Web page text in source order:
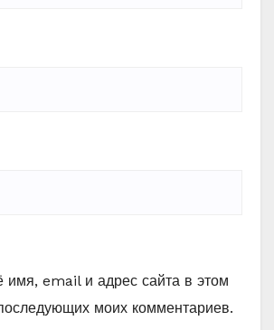
имя, email и адрес сайта в этом
моих комментариев.